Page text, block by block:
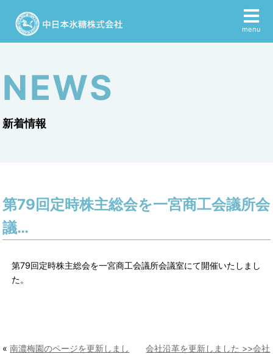
menu
NEWS
新着情報
第79回定時株主総会を一宮商工会議所会
議…
第79回定時株主総会を一宮商工会議所会議室にて開催いたしまし
た。
«南濃梅園のページを更新しまし
会社沿革を更新しました >>会社